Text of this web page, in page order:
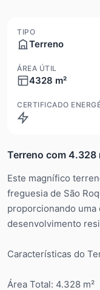
TIPO
Terreno
ÁREA ÚTIL
4328 m²
CERTIFICADO
Terreno com 4.328
Este magnífico
freguesia de São
proporcionando
desenvolvimento
Características do
Área Total: 4.328 m²